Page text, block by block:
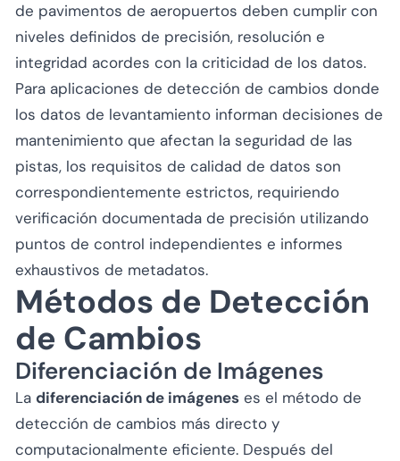
de pavimentos de aeropuertos deben cumplir con
niveles definidos de precisión, resolución e
integridad acordes con la criticidad de los datos.
Para aplicaciones de detección de cambios donde
los datos de levantamiento informan decisiones de
mantenimiento que afectan la seguridad de las
pistas, los requisitos de calidad de datos son
correspondientemente estrictos, requiriendo
verificación documentada de precisión utilizando
puntos de control independientes e informes
exhaustivos de metadatos.
Métodos de Detección
de Cambios
Diferenciación de Imágenes
La diferenciación de imágenes es el método de
detección de cambios más directo y
computacionalmente eficiente. Después del